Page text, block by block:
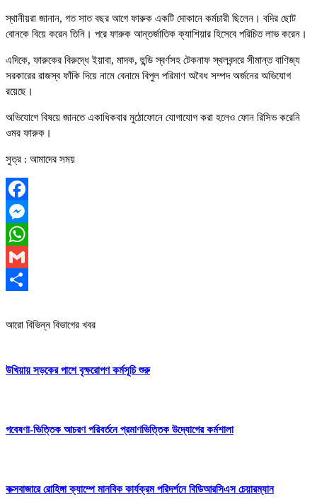
স্থানীয়রা জানান, গত সাত বছর আগে ফারুক একটি দোকানে কর্মচারী ছিলেন। বদির ছোট
বোনকে বিয়ে করেন তিনি। পরে ফারুক আন্তর্জাতিক ক্যাশিয়ার হিসেবে পরিচিত লাভ করেন।
এদিকে, ফারুকের বিরুদ্ধে ইয়াবা, মাদক, হুন্ডি স্বর্ণসহ টেকনাফ স্থলবন্দরে সীমান্ত বাণিজ্য
সরকারের রাজস্ব ফাঁকি দিয়ে নামে বেনামে বিপুল পরিমাণ অবৈধ সম্পদ অর্জনের অভিযোগ
রয়েছে।
অভিযোগে বিষয়ে জানতে একাধিকবার মুঠোফোনে যোগাযোগ করা হলেও ফোন রিসিভ করেনি
ওমর ফারুক।
সুত্র : আমাদের সময়
Facebook
Messenger
WhatsApp
Gmail
আরো বিভিন্ন বিভাগের খবর
উখিয়ায় সড়কের পাশে বৃক্ষরোপণ কর্মসূচি শুরু
গবেষণা-ভিত্তিক আচরণ পরিবর্তনে প্রমাণভিত্তিক উদ্যোগের কর্মশালা
কক্সবাজারে রোহিঙ্গা ক্যাম্পে মানবিক কার্যক্রম পরিদর্শনে বিডিআরসিএস চেয়ারম্যান